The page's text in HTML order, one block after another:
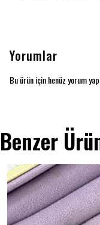
Yorumlar
Bu ürün için henüz yorum
Benzer